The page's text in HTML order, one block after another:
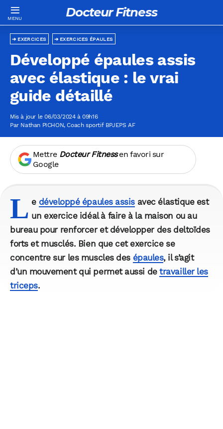
Docteur Fitness
EXERCICES ÉPAULES
EXERCICES
Développé épaules assis
avec élastique : le vrai
guide détaillé
Mis à jour le 06/03/2024 à 09h16
Par Nathan PICHON, Coach sportif BPJEPS AF
Mettre Docteur Fitnessen favori sur
Google
L e développé épaules assisavec élastique est
un exercice idéal à faire à la maison ou au
bureau pour renforcer et développer des deltoïdes
forts et musclés. Bien que cet exercice se
concentre sur les muscles des épaules, il s’agit
d’un mouvement qui permet aussi detravailler les
triceps.